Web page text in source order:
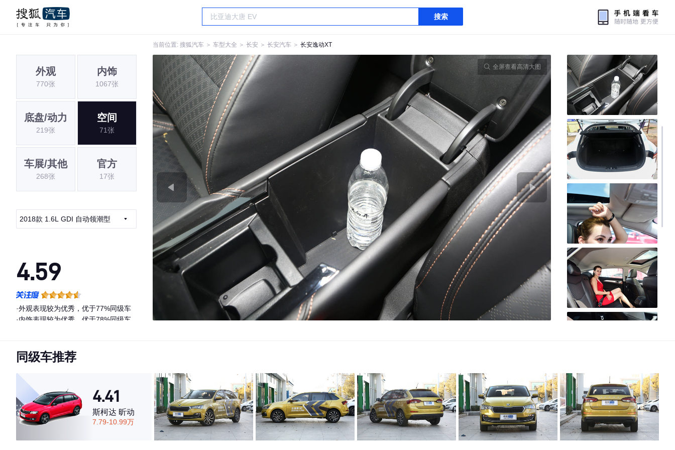
搜索
当前位置: 搜狐汽车 ＞ 车型大全 ＞ 长安 ＞ 长安汽车 ＞ 长安逸动XT
外观
770张
内饰
1067张
底盘/动力
219张
空间
71张
车展/其他
268张
官方
17张
2018款 1.6L GDI 自动领潮型
4.59
·外观表现较为优秀，优于77%同级车
·内饰表现较为优秀，优于78%同级车
全屏查看高清大图
同级车推荐
4.41
斯柯达 昕动
7.79-10.99万